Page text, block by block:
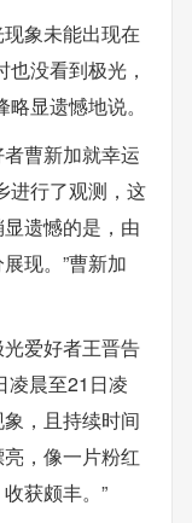
象未能出现在
没看到极光，
显遗憾地说。
曹新加就幸运
进行了观测，这
遗憾的是，由
现。”曹新加
爱好者王晋告
凌晨至21日凌
，且持续时间
，像一片粉红
获颇丰。”